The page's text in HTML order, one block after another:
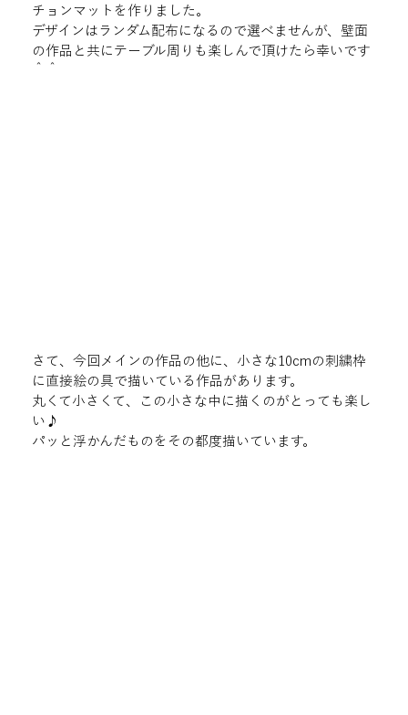
チョンマットを作りました。
デザインはランダム配布になるので選べませんが、壁面
の作品と共にテーブル周りも楽しんで頂けたら幸いです
さて、今回メインの作品の他に、小さな10cmの刺繍枠
に直接絵の具で描いている作品があります。
丸くて小さくて、この小さな中に描くのがとっても楽し
い♪
パッと浮かんだものをその都度描いています。